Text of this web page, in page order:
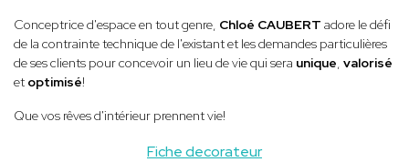
Fiche decorateur
Conceptrice d'espace en tout genre, Chloé CAUBERT adore le défi
de la contrainte technique de l'existant et les demandes particulières
de ses clients pour concevoir un lieu de vie qui sera unique valorisé
et optimisé!
Que vos rêves d'intérieur prennent vie!